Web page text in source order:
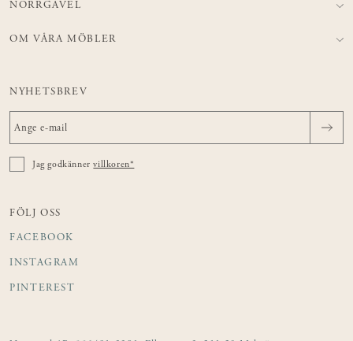
NORRGAVEL
OM VÅRA MÖBLER
NYHETSBREV
Jag godkännervillkoren*
FÖLJ OSS
FACEBOOK
INSTAGRAM
PINTEREST